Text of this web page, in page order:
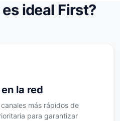
ideal First?
la red
más rápidos de
para garantizar